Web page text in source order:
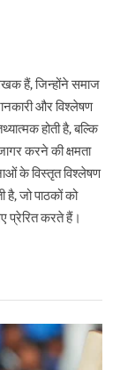
हैं, जिन्होंने समाज
और विश्लेषण
होती है, बल्कि
करने की क्षमता
के विस्तृत विश्लेषण
जो पाठकों को
प्रेरित करते हैं।